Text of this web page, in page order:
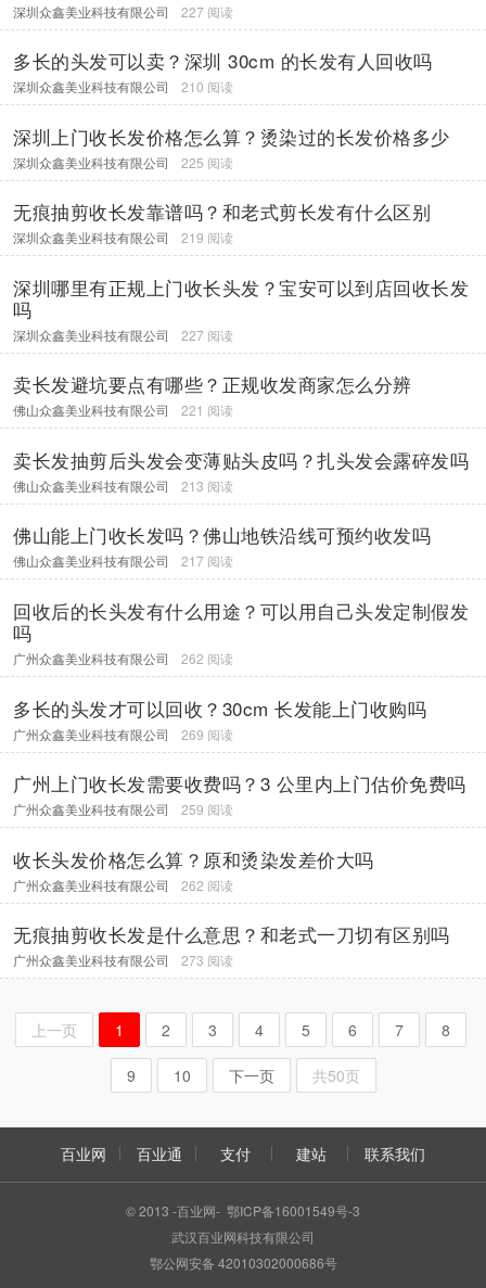
深圳众鑫美业科技有限公司 227 阅读
多长的头发可以卖？深圳 30cm 的长发有人回收吗
深圳众鑫美业科技有限公司 210 阅读
深圳上门收长发价格怎么算？烫染过的长发价格多少
深圳众鑫美业科技有限公司 225 阅读
无痕抽剪收长发靠谱吗？和老式剪长发有什么区别
深圳众鑫美业科技有限公司 219 阅读
深圳哪里有正规上门收长头发？宝安可以到店回收长发
吗
深圳众鑫美业科技有限公司 227 阅读
卖长发避坑要点有哪些？正规收发商家怎么分辨
佛山众鑫美业科技有限公司 221 阅读
卖长发抽剪后头发会变薄贴头皮吗？扎头发会露碎发吗
佛山众鑫美业科技有限公司 213 阅读
佛山能上门收长发吗？佛山地铁沿线可预约收发吗
佛山众鑫美业科技有限公司 217 阅读
回收后的长头发有什么用途？可以用自己头发定制假发
吗
广州众鑫美业科技有限公司 262 阅读
多长的头发才可以回收？30cm 长发能上门收购吗
广州众鑫美业科技有限公司 269 阅读
广州上门收长发需要收费吗？3 公里内上门估价免费吗
广州众鑫美业科技有限公司 259 阅读
收长头发价格怎么算？原和烫染发差价大吗
广州众鑫美业科技有限公司 262 阅读
​无痕抽剪收长发是什么意思？和老式一刀切有区别吗
广州众鑫美业科技有限公司 273 阅读
上一页 1 2 3 4 5 6 7 8
9 10 下一页 共50页
百业网 百业通 支付 建站 联系我们
© 2013 -百业网- 鄂ICP备16001549号-3
武汉百业网科技有限公司
鄂公网安备 42010302000686号